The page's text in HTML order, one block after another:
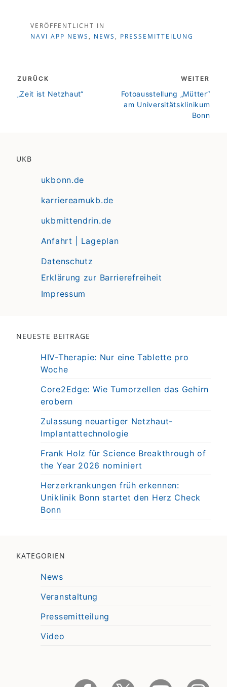
VERÖFFENTLICHT IN
NAVI APP NEWS , NEWS , PRESSEMITTEILUNG
ZURÜCK
zurück
„Zeit ist Netzhaut“
WEITER
weiter
Fotoausstellung „Mütter“
am Universitätsklinikum
Bonn
UKB
ukbonn.de
karriereamukb.de
ukbmittendrin.de
Anfahrt | Lageplan
Datenschutz
Erklärung zur Barrierefreiheit
Impressum
NEUESTE BEITRÄGE
HIV-Therapie: Nur eine Tablette pro
Woche
Core2Edge: Wie Tumorzellen das Gehirn
erobern
Zulassung neuartiger Netzhaut-
Implantattechnologie
Frank Holz für Science Breakthrough of
the Year 2026 nominiert
Herzerkrankungen früh erkennen:
Uniklinik Bonn startet den Herz Check
Bonn
KATEGORIEN
News
Veranstaltung
Pressemitteilung
Video